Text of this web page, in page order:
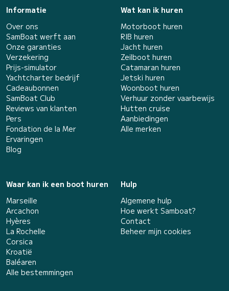
Informatie
Over ons
SamBoat werft aan
Onze garanties
Verzekering
Prijs-simulator
Yachtcharter bedrijf
Cadeaubonnen
SamBoat Club
Reviews van klanten
Pers
Fondation de la Mer
Ervaringen
Blog
Wat kan ik huren
Motorboot huren
RIB huren
Jacht huren
Zeilboot huren
Catamaran huren
Jetski huren
Woonboot huren
Verhuur zonder vaarbewijs
Hutten cruise
Aanbiedingen
Alle merken
Waar kan ik een boot huren
Marseille
Arcachon
Hyères
La Rochelle
Corsica
Kroatië
Baléaren
Alle bestemmingen
Hulp
Algemene hulp
Hoe werkt Samboat?
Contact
Beheer mijn cookies